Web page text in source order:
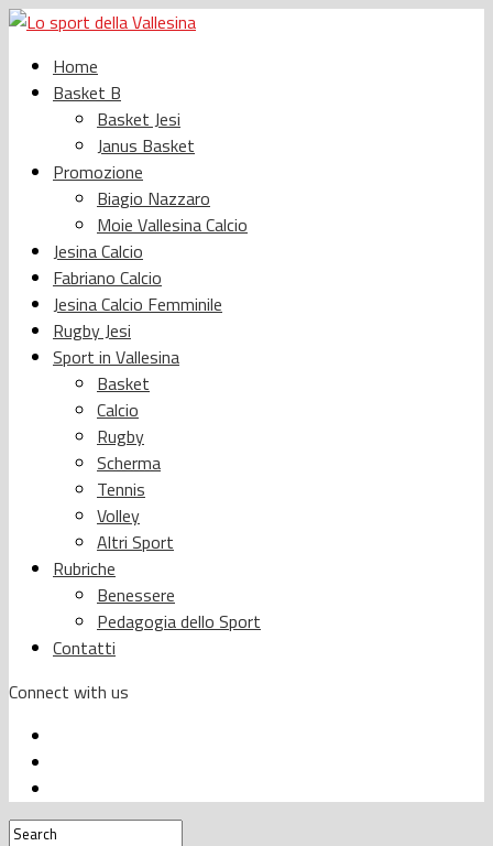
Home
Basket B
Basket Jesi
Janus Basket
Promozione
Biagio Nazzaro
Moie Vallesina Calcio
Jesina Calcio
Fabriano Calcio
Jesina Calcio Femminile
Rugby Jesi
Sport in Vallesina
Basket
Calcio
Rugby
Scherma
Tennis
Volley
Altri Sport
Rubriche
Benessere
Pedagogia dello Sport
Contatti
Connect with us